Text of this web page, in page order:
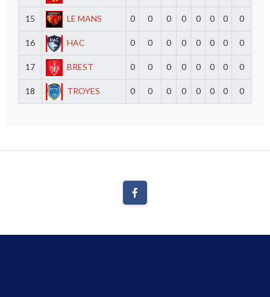
15 LE MANS 0 0 0 0 0 0 0 0
16 HAC 0 0 0 0 0 0 0 0
17 BREST 0 0 0 0 0 0 0 0
18 TROYES 0 0 0 0 0 0 0 0